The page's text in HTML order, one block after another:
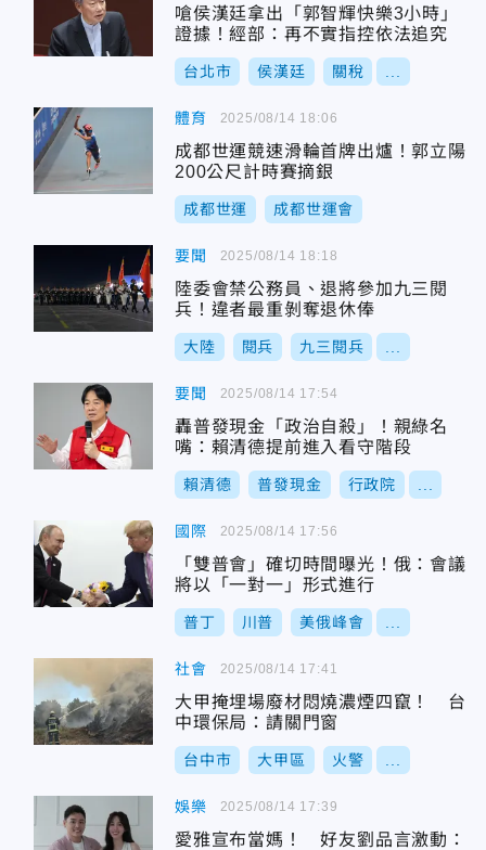
嗆侯漢廷拿出「郭智輝快樂3小時」
證據！經部：再不實指控依法追究
台北市 侯漢廷 關稅
體育
成都世運競速滑輪首牌出爐！郭立陽
200公尺計時賽摘銀
成都世運 成都世運會
2025/08/14 18:06
要聞
陸委會禁公務員、退將參加九三閱
兵！違者最重剝奪退休俸
大陸 閱兵 九三閱兵
2025/08/14 18:18
要聞
轟普發現金「政治自殺」！親綠名
嘴：賴清德提前進入看守階段
賴清德 普發現金 行政院
2025/08/14 17:54
國際
「雙普會」確切時間曝光！俄：會議
將以「一對一」形式進行
普丁 川普 美俄峰會
2025/08/14 17:56
社會
大甲掩埋場廢材悶燒濃煙四竄！ 台
中環保局：請關門窗
台中市 大甲區 火警
2025/08/14 17:41
娛樂
愛雅宣布當媽！ 好友劉品言激動：
2025/08/14 17:39